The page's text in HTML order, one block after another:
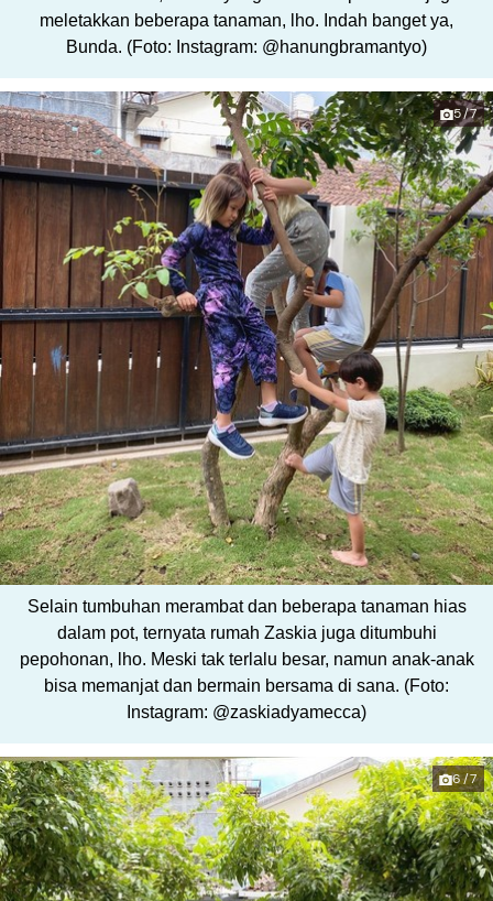
meletakkan beberapa tanaman, lho. Indah banget ya,
Bunda. (Foto: Instagram: @hanungbramantyo)
5/7
Selain tumbuhan merambat dan beberapa tanaman hias
dalam pot, ternyata rumah Zaskia juga ditumbuhi
pepohonan, lho. Meski tak terlalu besar, namun anak-anak
bisa memanjat dan bermain bersama di sana. (Foto:
Instagram: @zaskiadyamecca)
6/7